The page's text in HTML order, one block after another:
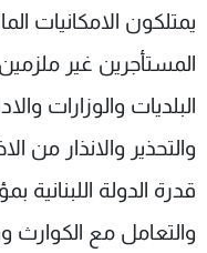
يمتلكون الامكانيات
المستأجرين غير ملزمين
البلديات والوزارات
والتحذير والانذار من
قدرة الدولة اللبنانية
والتعامل مع الكوارث